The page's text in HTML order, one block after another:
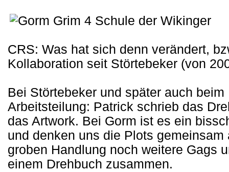
CRS: Was hat sich denn verändert,
Kollaboration seit Störtebeker (von
Bei Störtebeker und später auch
Arbeitsteilung: Patrick schrieb das
das Artwork. Bei Gorm ist es ein
und denken uns die Plots
groben Handlung noch weitere Gags
einem Drehbuch zusammen.